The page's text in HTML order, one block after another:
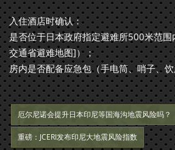
入住酒店时确认：
是否位于日本政府指定避难所500米范
交通省避难地图]）；
房内是否配备应急包（手电筒、哨子、
厄尔尼诺会提升日本印尼等国海沟地震风险吗？
重磅：JCERI发布印尼大地震风险指数